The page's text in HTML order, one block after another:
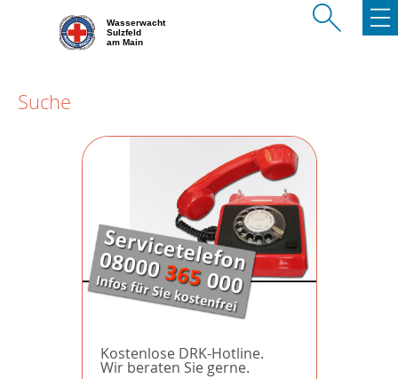
Wasserwacht
Sulzfeld
am Main
Suche
Kostenlose DRK-Hotline.
Wir beraten Sie gerne.